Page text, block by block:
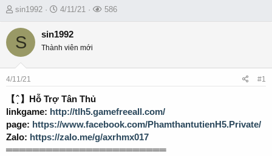
T
r
e
s
a
t
e
r
sin1992
S
a
t
e
4/11/21
L
586
S sin1992
Thành viên mới
4/11/21 #1
【 ̣̂ 】Hỗ Trợ Tân Thủ
linkgame: http://tlh5.gamefreeall.com/
page: https://www.facebook.com/PhamthantutienH5.Private/
Zalo: https://zalo.me/g/axrhmx017
════════════════════════